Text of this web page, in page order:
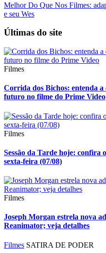
Melhor Do Que Nos Filmes:
e seu Wes
Últimas do site
Filmes
Corrida dos Bichos: entenda
futuro no filme do Prime Video
Filmes
Sessão da Tarde hoje: confira
sexta-feira (07/08)
Filmes
Joseph Morgan estrela nova
Reanimator; veja detalhes
Filmes SATIRA DE PODER